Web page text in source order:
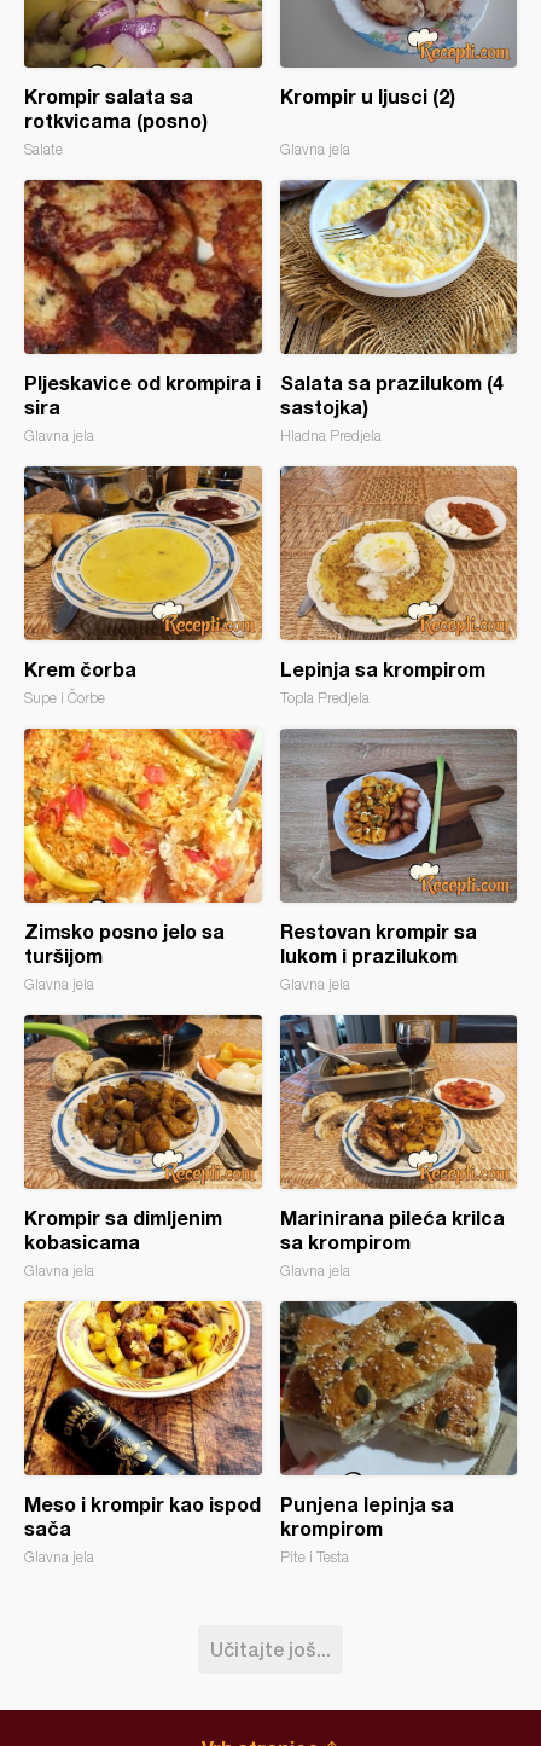
Krompir salata sa
rotkvicama (posno)
Salate
Krompir u ljusci (2)
Glavna jela
Pljeskavice od krompira i
sira
Glavna jela
Salata sa prazilukom (4
sastojka)
Hladna Predjela
Krem čorba
Supe i Čorbe
Lepinja sa krompirom
Topla Predjela
Zimsko posno jelo sa
turšijom
Glavna jela
Restovan krompir sa
lukom i prazilukom
Glavna jela
Krompir sa dimljenim
kobasicama
Glavna jela
Marinirana pileća krilca
sa krompirom
Glavna jela
Meso i krompir kao ispod
sača
Glavna jela
Punjena lepinja sa
krompirom
Pite i Testa
Učitajte još...